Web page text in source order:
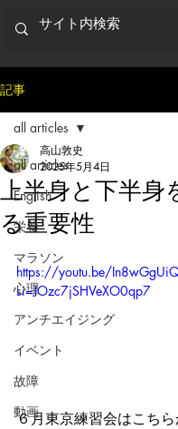
記事
all articles
English
栄養
マラソン
心理
アンチエイジング
イベント
故障
動画
all articles
上半身と下半身
る重要性
高山敦史
2025年5月4日
https://youtu.be/
si=JOzc7jSHVeXO0qp7
６月東京練習会はこちら